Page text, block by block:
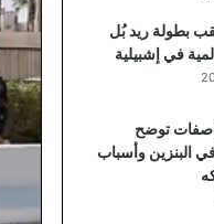
بطولة ريد بُل
في إشبيلية
توضح
البنزين وأسباب